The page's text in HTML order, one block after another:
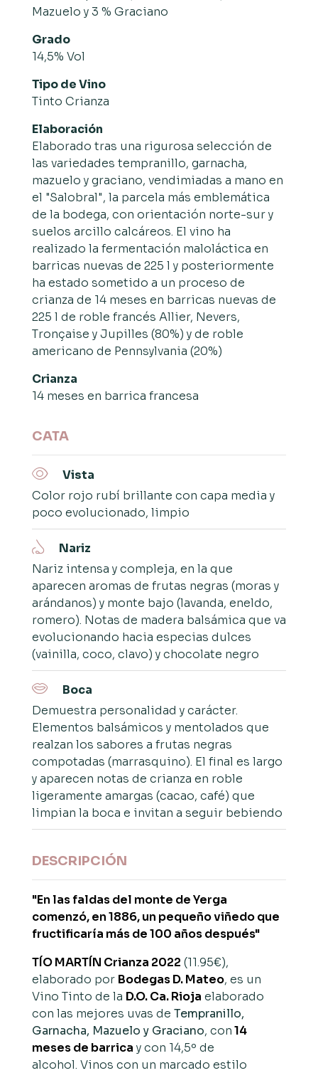
Mazuelo y 3 % Graciano
Grado
14,5% Vol
Tipo de Vino
Tinto Crianza
Elaboración
Elaborado tras una rigurosa selección de
las variedades tempranillo, garnacha,
mazuelo y graciano, vendimiadas a mano en
el "Salobral", la parcela más emblemática
de la bodega, con orientación norte-sur y
suelos arcillo calcáreos. El vino ha
realizado la fermentación maloláctica en
barricas nuevas de 225 l y posteriormente
ha estado sometido a un proceso de
crianza de 14 meses en barricas nuevas de
225 l de roble francés Allier, Nevers,
Tronçaise y Jupilles (80%) y de roble
americano de Pennsylvania (20%)
Crianza
14 meses en barrica francesa
CATA
Vista
Color rojo rubí brillante con capa media y
poco evolucionado, limpio
Nariz
Nariz intensa y compleja, en la que
aparecen aromas de frutas negras (moras y
arándanos) y monte bajo (lavanda, eneldo,
romero). Notas de madera balsámica que va
evolucionando hacia especias dulces
(vainilla, coco, clavo) y chocolate negro
Boca
Demuestra personalidad y carácter.
Elementos balsámicos y mentolados que
realzan los sabores a frutas negras
compotadas (marrasquino). El final es largo
y aparecen notas de crianza en roble
ligeramente amargas (cacao, café) que
limpian la boca e invitan a seguir bebiendo
DESCRIPCIÓN
"En las faldas del monte de Yerga
comenzó, en 1886, un pequeño viñedo que
fructificaría más de 100 años después"
TÍO MARTÍN Crianza 2022 (11.95€),
elaborado por Bodegas D. Mateo, es un
Vino Tinto de la D.O. Ca. Rioja elaborado
con las mejores uvas de Tempranillo,
Garnacha, Mazuelo y Graciano, con14
meses de barrica y con 14,5º de
alcohol. Vinos con un marcado estilo